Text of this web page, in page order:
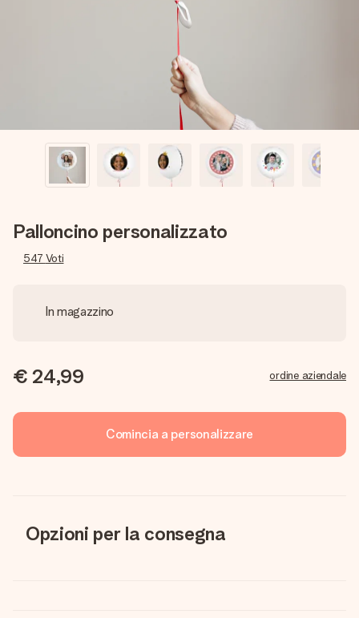
una tua foto o un messaggio che tocchi il cuore. Nessuna
complicazione, solo tanto amore per il momento perfetto.
Palloncino personalizzato
547 Voti
In magazzino
€ 24,99 ordine aziendale
Comincia a personalizzare
Opzioni per la consegna